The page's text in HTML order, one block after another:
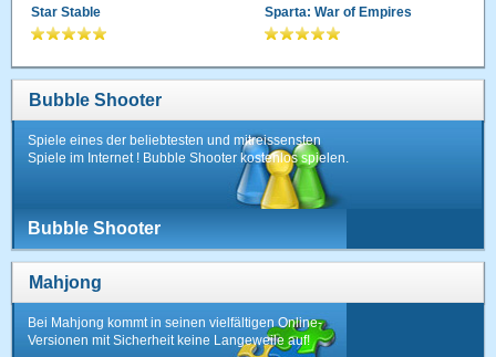
Star Stable Sparta: War of Empires
Bubble Shooter
Spiele eines der beliebtesten und mitreissensten
Spiele im Internet ! Bubble Shooter kostenlos spielen.
Bubble Shooter
Mahjong
Bei Mahjong kommt in seinen vielfältigen Online-
Versionen mit Sicherheit keine Langeweile auf!